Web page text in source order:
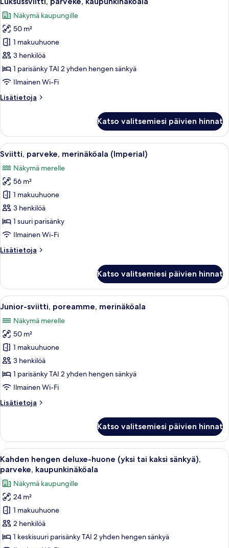
sänkyä)
kaikki
huonetyypin
Luksussviitti,
parveke,
kaupunkinäköala
kuvat
Näkymä kaupungille
50 m²
1 makuuhuone
3 henkilöä
1 parisänky TAI 2 yhden hengen sänkyä
Ilmainen Wi-Fi
Lisätietoja
Lisätietoja
kaupunkinäköala
Katso valitsemiesi päivien hinnat
Avaa
kaikki
huonetyypin
Sviitti,
parveke,
merinäköala
(Imperial)
kuvat
Hotellihuone, jossa on suuri sänky,
9
Sviitti, parveke, merinäköala (Imperial)
Näkymä merelle
56 m²
1 makuuhuone
3 henkilöä
1 suuri parisänky
Ilmainen Wi-Fi
Lisätietoja
Lisätietoja
merinäköala
(Imperial)
Katso valitsemiesi päivien hinnat
Avaa
kaikki
huonetyypin
Junior-
sviitti,
poreamme,
merinäköala
kuvat
Hotellihuone, jossa on suuri sänky,
6
Junior-sviitti, poreamme, merinäköala
Näkymä merelle
50 m²
1 makuuhuone
3 henkilöä
1 parisänky TAI 2 yhden hengen sänkyä
Ilmainen Wi-Fi
Lisätietoja
Lisätietoja
poreamme,
merinäköala
Katso valitsemiesi päivien hinnat
Avaa
kaikki
huonetyypin
Kahden
hengen
deluxe-
huone
(yksi
Hotellihuone, jossa on sänky,
6
Kahden hengen deluxe-huone (yksi tai kaksi sänkyä),
parveke, kaupunkinäköala
Näkymä kaupungille
24 m²
1 makuuhuone
2 henkilöä
1 keskisuuri parisänky TAI 2 yhden hengen sänkyä